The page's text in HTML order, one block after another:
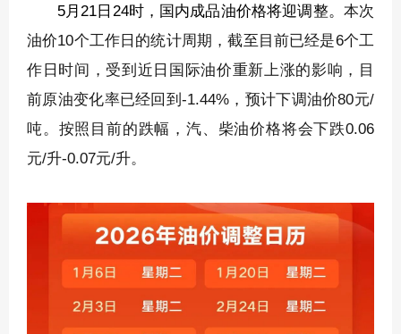
5月21日24时，国内成品油价格将迎调整。 本次
油价10个工作日的统计周期，截至目前已经是6个工
作日时间，受到近日国际油价重新上涨的影响，目
前原油变化率已经回到-1.44%，预计下调油价80元/
吨。按照目前的跌幅，汽、柴油价格将会下跌0.06
元/升-0.07元/升。